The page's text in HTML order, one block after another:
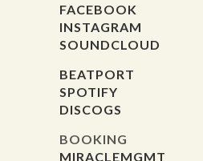
FACEBOOK
INSTAGRAM
SOUNDCLOUD
BEATPORT
SPOTIFY
DISCOGS
BOOKING
MIRACLEMGMT